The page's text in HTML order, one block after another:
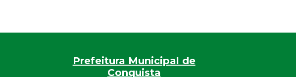
Prefeitura Municipal de
Conquista